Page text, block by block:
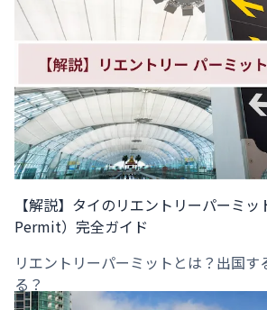
【解説】タイのリエントリーパーミ
Permit）完全ガイド
リエントリーパーミットとは？出国す
る？